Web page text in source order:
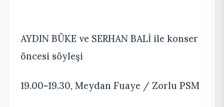
AYDIN BÜKE ve SERHAN BALİ ile konser
öncesi söyleşi
19.00-19.30, Meydan Fuaye / Zorlu PSM